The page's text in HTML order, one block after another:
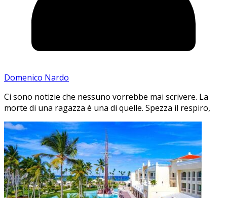
Domenico Nardo
Ci sono notizie che nessuno vorrebbe mai scrivere. La
morte di una ragazza è una di quelle. Spezza il respiro,